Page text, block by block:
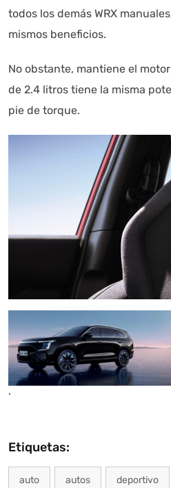
todos los demás WRX
mismos beneficios.
No obstante, mantiene el
de 2.4 litros tiene la misma
pie de torque.
.
Etiquetas:
auto autos deportivo